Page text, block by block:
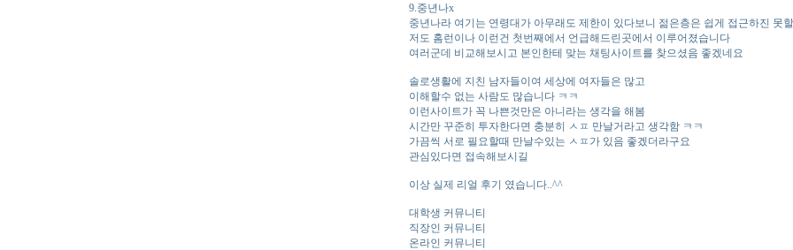
9.중년나x
중년나라 여기는 연령대가 아무래도 제한이 있다보니 젊은층은 쉽게 접근하진 못
저도 홈런이나 이런건 첫번째에서 언급해드린곳에서 이루어졌습니다
여러군데 비교해보시고 본인한테 맞는 채팅사이트를 찾으셨음 좋겠네요
솔로생활에 지친 남자들이여 세상에 여자들은 많고
이해할수 없는 사람도 많습니다 ㅋㅋ
이런사이트가 꼭 나쁜것만은 아니라는 생각을 해봄
시간만 꾸준히 투자한다면 충분히 ㅅㅍ 만날거라고 생각함 ㅋㅋ
가끔씩 서로 필요할때 만날수있는 ㅅㅍ가 있음 좋겠더라구요
관심있다면 접속해보시길
이상 실제 리얼 후기 였습니다..^^
대학생 커뮤니티
직장인 커뮤니티
온라인 커뮤니티